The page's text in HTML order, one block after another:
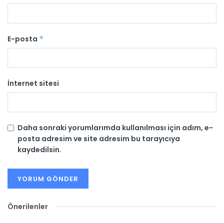
E-posta *
İnternet sitesi
Daha sonraki yorumlarımda kullanılması için adım, e-
posta adresim ve site adresim bu tarayıcıya
kaydedilsin.
Önerilenler